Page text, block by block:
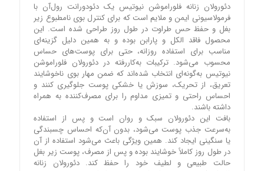
دئورولان زنانه فلوراموشن نیوتیس یک دئودورانت رول‌آن با
فرمولاسیونی ایمن و ملایم است که برای کنترل بوی نامطبوع زیر
بغل و حفظ حس طراوت در طول روز طراحی شده است. این
محصول فاقد الکل و پارابن بوده و به همین دلیل گزینه‌ای
مناسب برای استفاده روزانه، حتی برای پوست‌های حساس
محسوب می‌شود. ترکیبات به‌کاررفته در دئورولان فلوراموشن
نیوتیس به‌گونه‌ای انتخاب شده‌اند که ضمن مهار بوی ناخوشایند
تعریق، از تحریک، سوزش یا خشکی پوست جلوگیری کنند و
احساس راحتی و تمیزی مداوم را برای مصرف‌کننده به همراه
داشته باشند.
بافت این دئورولان سبک و روان است و پس از استفاده
به‌سرعت جذب پوست می‌شود، بدون آن‌که احساس چسبندگی
یا سنگینی ایجاد کند. همین ویژگی باعث می‌شود استفاده از آن
در طول روز کاملاً خوشایند بوده و پس از مصرف، پوست زیر بغل
حالت طبیعی و لطیف خود را حفظ کند. دئورولان زنانه